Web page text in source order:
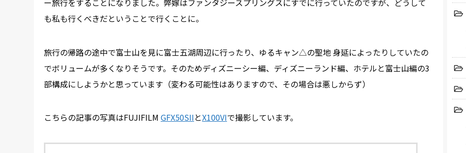
ー旅行をすることになりました。弊嫁はファンタジースプリングスにすでに行っていたのですが、どうして
も私も行くべきだということで行くことに。
旅行の帰路の途中で富士山を見に富士五湖周辺に行ったり、ゆるキャン△の聖地 身延によったりしていたの
でボリュームが多くなりそうです。そのためディズニーシー編、ディズニーランド編、ホテルと富士山編の3
部構成にしようかと思っています（変わる可能性はありますので、その場合は悪しからず）
こちらの記事の写真はFUJIFILM GFX50SIIとX100VIで撮影しています。